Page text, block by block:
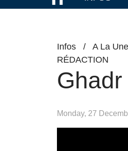
Infos / A La Une
RÉDACTION
Monday, 27